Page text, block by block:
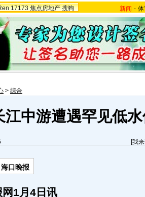
17173 焦点房地产 搜狗 新闻 -
> 综合
江中游遭遇罕见低
[我
口晚报
1月4日讯